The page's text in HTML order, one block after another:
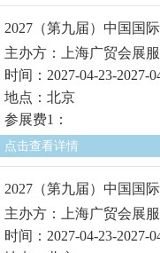
2027（第九届）中国国
主办方：上海广贸会展
时间：2027-04-23-2027-
地点：北京
参展费1：
点击查看详情
2027（第九届）中国国
主办方：上海广贸会展
时间：2027-04-23-2027-